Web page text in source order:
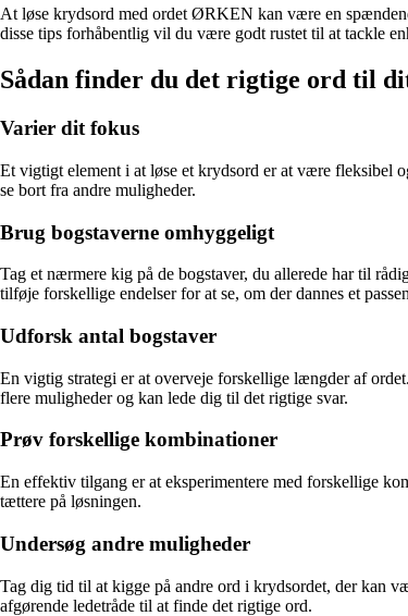
At løse krydsord med ordet ØRKEN kan være en
disse tips forhåbentlig vil du være godt rustet til at tackle
Sådan finder du det rigtige ord til
Varier dit fokus
Et vigtigt element i at løse et krydsord er at være
se bort fra andre muligheder.
Brug bogstaverne omhyggeligt
Tag et nærmere kig på de bogstaver, du allerede har til
tilføje forskellige endelser for at se, om der dannes et
Udforsk antal bogstaver
En vigtig strategi er at overveje forskellige længder af
flere muligheder og kan lede dig til det rigtige svar.
Prøv forskellige kombinationer
En effektiv tilgang er at eksperimentere med forskellige
tættere på løsningen.
Undersøg andre muligheder
Tag dig tid til at kigge på andre ord i krydsordet, der kan
afgørende ledetråde til at finde det rigtige ord.